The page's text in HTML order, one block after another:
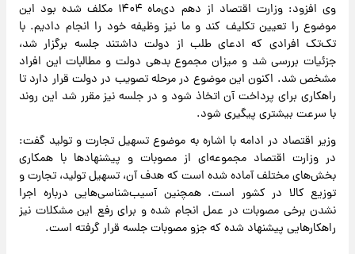
وی افزود: وزارت اقتصاد از دهم دی‌ماه ۱۴۰۴ مکلف شده بود این
موضوع را تعیین تکلیف کند و ما نیز وظیفه خود را انجام دادیم. با
تک‌تک افرادی که ادعای طلب از دولت داشتند جلسه برگزار شد،
جزئیات بررسی شد و میزان مجموع بدهی دولت و مطالبات این افراد
مشخص شد. اکنون این موضوع در مرحله تصویب در دولت قرار دارد تا
راهکاری برای پرداخت آن اتخاذ شود و در جلسه نیز مقرر شد این روند
با سرعت بیشتری پیگیری شود.
وزیر اقتصاد در ادامه با اشاره به موضوع تسهیل تجارت و تولید گفت:
در وزارت اقتصاد مجموعه‌ای از مصوبات و پیشنهادها با همکاری
بخش‌های مختلف آماده شده است که هدف آن، تسهیل تولید، تجارت و
توزیع کالا در کشور است. همچنین آسیب‌شناسی‌هایی درباره اجرا
نشدن برخی مصوبات در عمل انجام شده و برای رفع این مشکلات نیز
راهکارهایی پیشنهاد شده که جزو مصوبات جلسه قرار گرفته است.